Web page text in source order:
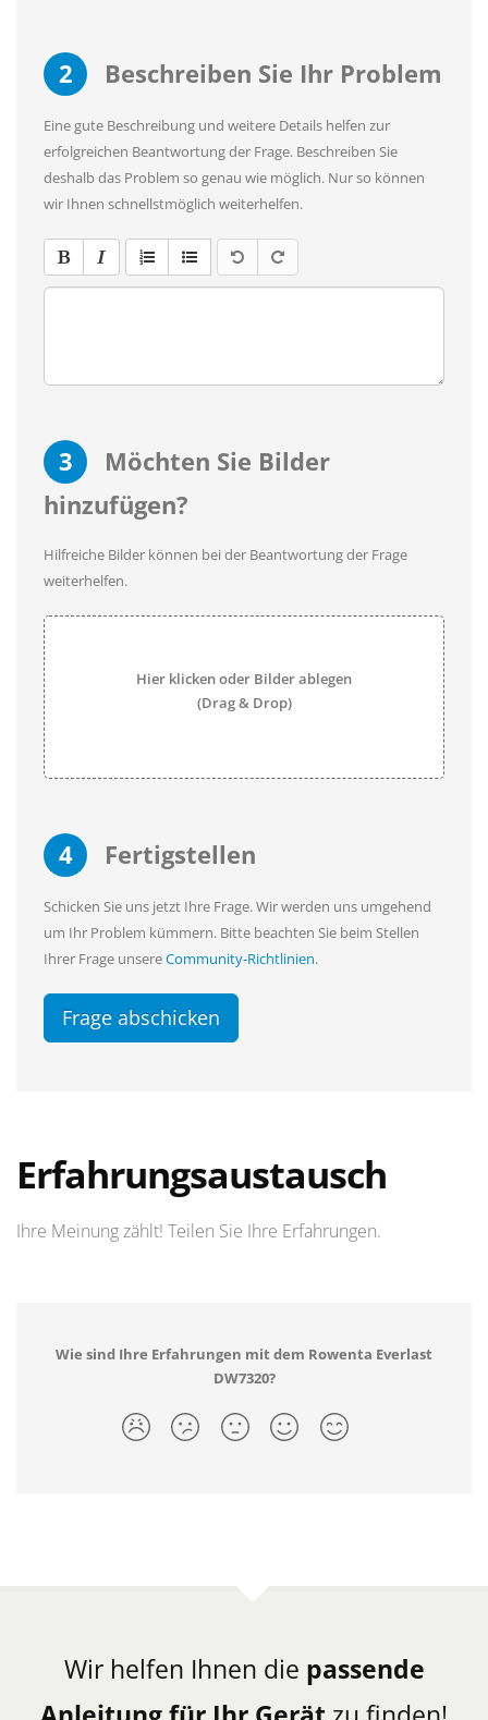
2 Beschreiben Sie Ihr Problem
Eine gute Beschreibung und weitere Details helfen zur
erfolgreichen Beantwortung der Frage. Beschreiben Sie
deshalb das Problem so genau wie möglich. Nur so können
wir Ihnen schnellstmöglich weiterhelfen.
3
Möchten Sie Bilder
hinzufügen?
Hilfreiche Bilder können bei der Beantwortung der Frage
weiterhelfen.
Hier klicken oder Bilder ablegen
(Drag & Drop)
4 Fertigstellen
Schicken Sie uns jetzt Ihre Frage. Wir werden uns umgehend
um Ihr Problem kümmern. Bitte beachten Sie beim Stellen
Ihrer Frage unsereCommunity-Richtlinien.
Frage abschicken
Erfahrungsaustausch
Ihre Meinung zählt! Teilen Sie Ihre Erfahrungen.
Wie sind Ihre Erfahrungen mit dem Rowenta Everlast
DW7320?
Wir helfen Ihnen die passende